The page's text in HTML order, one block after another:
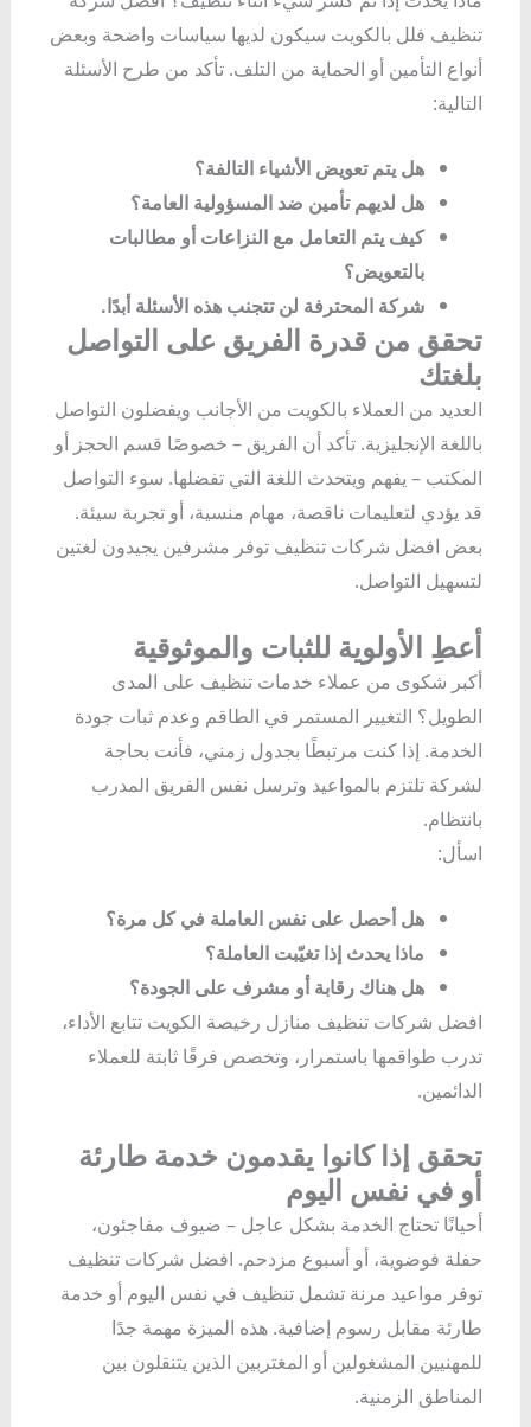
تنظيف فلل بالكويت سيكون لديها سياسات واضحة وبعض
أنواع التأمين أو الحماية من التلف. تأكد من طرح الأسئلة
التالية:
هل يتم تعويض الأشياء التالفة؟
هل لديهم تأمين ضد المسؤولية العامة؟
كيف يتم التعامل مع النزاعات أو مطالبات
بالتعويض؟
شركة المحترفة لن تتجنب هذه الأسئلة أبدًا.
تحقق من قدرة الفريق على التواصل
بلغتك
العديد من العملاء بالكويت من الأجانب ويفضلون التواصل
باللغة الإنجليزية. تأكد أن الفريق – خصوصًا قسم الحجز أو
المكتب – يفهم ويتحدث اللغة التي تفضلها. سوء التواصل
قد يؤدي لتعليمات ناقصة، مهام منسية، أو تجربة سيئة.
بعض افضل شركات تنظيف توفر مشرفين يجيدون لغتين
لتسهيل التواصل.
أعطِ الأولوية للثبات والموثوقية
أكبر شكوى من عملاء خدمات تنظيف على المدى
الطويل؟ التغيير المستمر في الطاقم وعدم ثبات جودة
الخدمة. إذا كنت مرتبطًا بجدول زمني، فأنت بحاجة
لشركة تلتزم بالمواعيد وترسل نفس الفريق المدرب
بانتظام.
اسأل:
هل أحصل على نفس العاملة في كل مرة؟
ماذا يحدث إذا تغيّبت العاملة؟
هل هناك رقابة أو مشرف على الجودة؟
افضل شركات تنظيف منازل رخيصة الكويت تتابع الأداء،
تدرب طواقمها باستمرار، وتخصص فرقًا ثابتة للعملاء
الدائمين.
تحقق إذا كانوا يقدمون خدمة طارئة
أو في نفس اليوم
أحيانًا تحتاج الخدمة بشكل عاجل – ضيوف مفاجئون،
حفلة فوضوية، أو أسبوع مزدحم. افضل شركات تنظيف
توفر مواعيد مرنة تشمل تنظيف في نفس اليوم أو خدمة
طارئة مقابل رسوم إضافية. هذه الميزة مهمة جدًا
للمهنيين المشغولين أو المغتربين الذين يتنقلون بين
المناطق الزمنية.